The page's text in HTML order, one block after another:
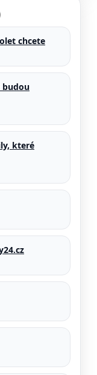
chcete
budou
které